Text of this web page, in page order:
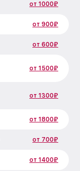
от 1000₽
от 900₽
от 600₽
от 1500₽
от 1300₽
от 1800₽
от 700₽
от 1400₽